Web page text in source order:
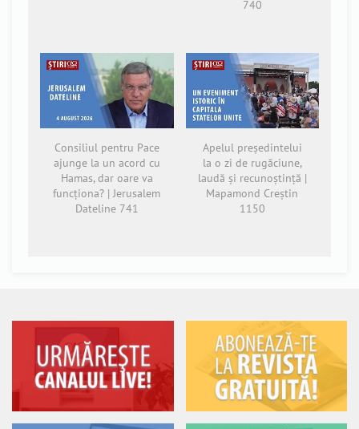
740
Consiliul pentru Pace
ajunge la un acord cu
Hamas, dar oare va
funcționa? | Jerusalem
Dateline 741
Apelul președintelui
la o zi de rugăciune,
laudă și recunoștință |
Mapamond Creștin
1150